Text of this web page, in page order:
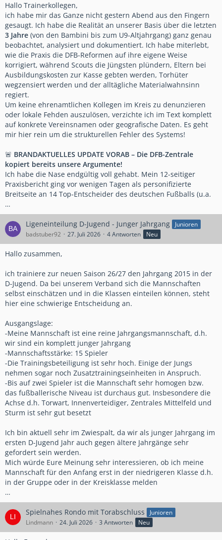
Hallo Trainerkollegen,
ich habe mir das Ganze nicht gestern Abend aus den Fingern
gesaugt. Ich habe die Realität an unserer Basis über die letzten
3 Jahre (von den Bambini bis zum U9-Altjahrgang) ganz genau
beobachtet, analysiert und dokumentiert. Ich habe miterlebt,
wie die Praxis die DFB-Reformen auf ihre eigene Weise
korrigiert, während Scouts die Jüngsten plündern, Eltern bei
Ausbildungskosten zur Kasse gebten werden, Torhüter
wegzensiert werden und der alltägliche Materialwahnsinn
regiert.
Um keine ehrenamtlichen Kollegen im Kreis zu denunzieren
oder lokale Fehden auszulösen, verzichte ich im Text komplett
auf konkrete Vereinsnamen oder geografische Daten. Es geht
mir hier rein um die strukturellen Fehler des Systems!
🚨 BRANDAKTUELLES UPDATE VORAB – Die DFB-Zentrale
kopiert bereits unsere Argumente!
Ich habe die Nase endgültig voll gehabt. Mein 12-seitiger
Praxisbericht ging vor wenigen Tagen als personifizierte
Breitseite an 14 Top-Entscheider des deutschen Fußballs (u.a.
…
Ligeneinteilung D-Jugend - Junger Jahrgang
Junioren
badstuber92
27. Juli 2026 4 Antworten Neu
Hallo zusammen,
ich trainiere zur neuen Saison 26/27 den Jahrgang 2015 in der
D-Jugend. Da bei unserem Verband sich die Mannschaften
selbst einschätzen und in die Klassen einteilen können, steht
hier eine schwierige Entscheidung an.
Ausgangslage:
-Meine Mannschaft ist eine reine Jahrgangsmannschaft, d.h.
wir sind ein komplett junger Jahrgang
-Mannschaftsstärke: 15 Spieler
-Die Trainingsbeteiligung ist sehr hoch. Einige der Jungs
nehmen sogar noch Zusatztrainingseinheiten in Anspruch.
-Bis auf zwei Spieler ist die Mannschaft sehr homogen bzw.
das fußballerische Niveau ist durchaus gut. Insbesondere die
Achse d.h. Torwart, Innenverteidiger, Zentrales Mittelfeld und
Sturm ist sehr gut besetzt
Ich bin aktuell sehr im Zwiespalt, da wir als junger Jahrgang im
ersten D-Jugend Jahr auch gegen ältere Jahrgänge sehr
gefordert sein werden.
Mich würde Eure Meinung sehr interessieren, ob ich meine
Mannschaft für den Anfang erst in der niedrigeren Klasse d.h.
in der Gruppe oder in der Kreisklasse melden
…
Spielnahes Rondo mit Torabschluss
Junioren
Lindmann
24. Juli 2026 3 Antworten Neu